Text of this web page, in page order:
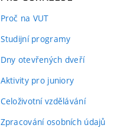
Proč na VUT
Studijní programy
Dny otevřených dveří
Aktivity pro juniory
Celoživotní vzdělávání
Zpracování osobních údajů